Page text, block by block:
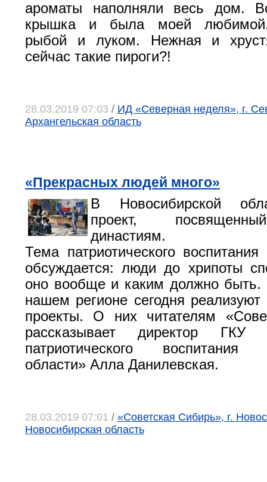
ароматы наполняли весь дом.
крышка и была моей любимой.
рыбой и луком. Нежная и
сейчас такие пироги?!
28.03.2019 07:03 / ИД «Северная неделя», г.
Архангельская область
«Прекрасных людей много»
В Новосибирской
проект,
династиям.
Тема патриотического воспитания
обсуждается: люди до хрипоты
оно вообще и каким должно
нашем регионе сегодня реализуют
проекты. О них читателям
рассказывает директор
патриотического воспитания
области» Алла Данилевская.
28.03.2019 07:01 / «Советская Сибирь», г.
Новосибирская область